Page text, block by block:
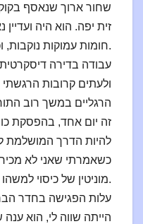
שחור ארוך שנאסף
זית יפה. הוא היה
חומות עמוקות נוקבות, וכל האחיות התאהבו בו.
עבודה בדירה
ולעתים קרובות הרגשתי
הרגליים במשך רוב
זה יום אחד, בהפסקת
להיות הדרך המושלמת
כשאמרתי שאני לא
מוניטין של כיסוי למשהו אחר.
עלות הפגישה בחדר
הייתה שווה לי, הוא